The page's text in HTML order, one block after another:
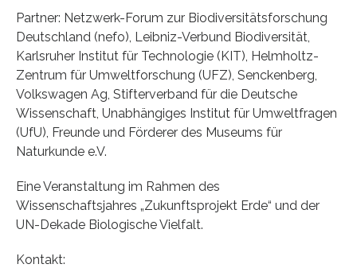
Partner: Netzwerk-Forum zur Biodiversitätsforschung
Deutschland (nefo), Leibniz-Verbund Biodiversität,
Karlsruher Institut für Technologie (KIT), Helmholtz-
Zentrum für Umweltforschung (UFZ), Senckenberg,
Volkswagen Ag, Stifterverband für die Deutsche
Wissenschaft, Unabhängiges Institut für Umweltfragen
(UfU), Freunde und Förderer des Museums für
Naturkunde e.V.
Eine Veranstaltung im Rahmen des
Wissenschaftsjahres „Zukunftsprojekt Erde“ und der
UN-Dekade Biologische Vielfalt.
Kontakt: